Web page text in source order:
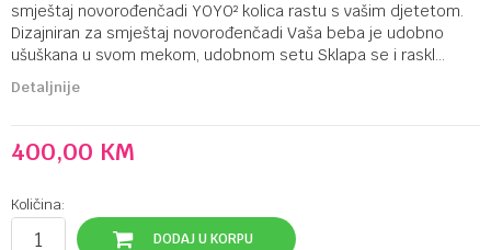
smještaj novorođenčadi YOYO² kolica rastu s vašim djetetom.
Dizajniran za smještaj novorođenčadi Vaša beba je udobno
ušuškana u svom mekom, udobnom setu Sklapa se i raskl...
Detaljnije
400,00 KM
Količina:
DODAJ U KORPU